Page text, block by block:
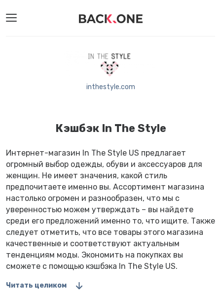
inthestyle.com
Кэшбэк In The Style
Интернет-магазин In The Style US предлагает
огромный выбор одежды, обуви и аксессуаров для
женщин. Не имеет значения, какой стиль
предпочитаете именно вы. Ассортимент магазина
настолько огромен и разнообразен, что мы с
уверенностью можем утверждать – вы найдете
среди его предложений именно то, что ищите. Также
следует отметить, что все товары этого магазина
качественные и соответствуют актуальным
тенденциям моды. Экономить на покупках вы
сможете с помощью кэшбэка In The Style US.
Читать целиком